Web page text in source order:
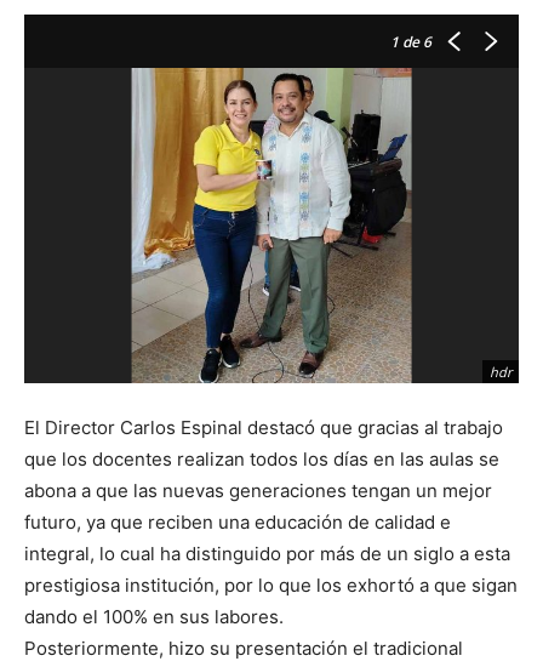
1 de 6
hdr
El Director Carlos Espinal destacó que gracias al trabajo
que los docentes realizan todos los días en las aulas se
abona a que las nuevas generaciones tengan un mejor
futuro, ya que reciben una educación de calidad e
integral, lo cual ha distinguido por más de un siglo a esta
prestigiosa institución, por lo que los exhortó a que sigan
dando el 100% en sus labores.
Posteriormente, hizo su presentación el tradicional